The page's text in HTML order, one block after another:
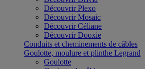
Découvrir Plexo
Découvrir Mosaic
Découvrir Céliane
Découvrir Dooxie
Conduits et cheminements de câbles
Goulotte, moulure et plinthe Legrand
Goulotte